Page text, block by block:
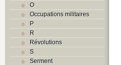
O
Occupations militaires
P
R
Révolutions
S
Serment